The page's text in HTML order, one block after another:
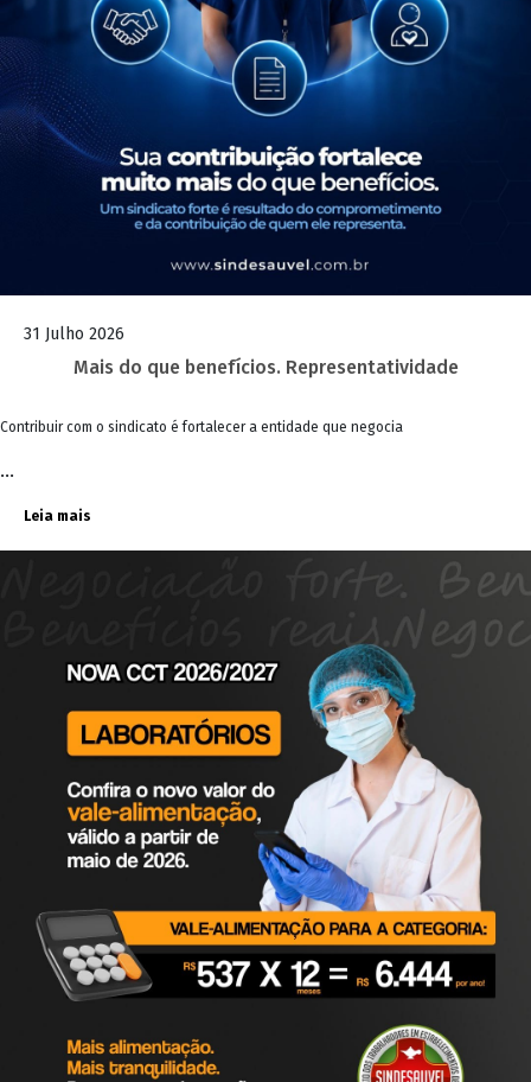
Mais do que benefícios. Representatividade
31 Julho 2026
Contribuir com o sindicato é fortalecer a entidade que negocia
...
Leia mais